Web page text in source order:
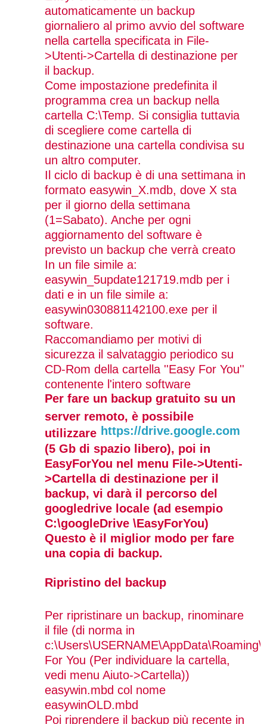
automaticamente un backup
giornaliero al primo avvio del software
nella cartella specificata in File-
>Utenti->Cartella di destinazione per
il backup.
Come impostazione predefinita il
programma crea un backup nella
cartella C:\Temp. Si consiglia tuttavia
di scegliere come cartella di
destinazione una cartella condivisa su
un altro computer.
Il ciclo di backup è di una settimana in
formato easywin_X.mdb, dove X sta
per il giorno della settimana
(1=Sabato). Anche per ogni
aggiornamento del software è
previsto un backup che verrà creato
In un file simile a:
easywin_5update121719.mdb per i
dati e in un file simile a:
easywin030881142100.exe per il
software.
Raccomandiamo per motivi di
sicurezza il salvataggio periodico su
CD-Rom della cartella ''Easy For You''
contenente l'intero software
Per fare un backup gratuito su un
server remoto, è possibile
utilizzare https://drive.google.com
(5 Gb di spazio libero), poi in
EasyForYou nel menu File->Utenti-
>Cartella di destinazione per il
backup, vi darà il percorso del
googledrive locale (ad esempio
C:\googleDrive \EasyForYou)
Questo è il miglior modo per fare
una copia di backup.
Ripristino del backup
Per ripristinare un backup, rinominare
il file (di norma in
For You (Per individuare la cartella,
vedi menu Aiuto->Cartella))
easywin.mbd col nome
easywinOLD.mbd
Poi riprendere il backup più recente in